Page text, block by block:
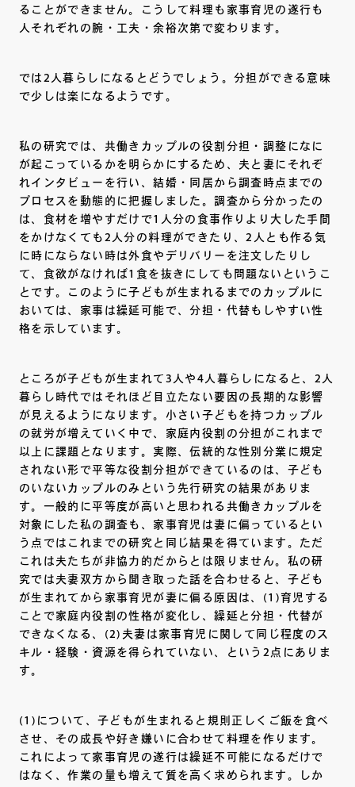
ることができません。こうして料理も家事育児の遂行も
人それぞれの腕・工夫・余裕次第で変わります。
では2人暮らしになるとどうでしょう。分担ができる意味
で少しは楽になるようです。
私の研究では、共働きカップルの役割分担・調整になに
が起こっているかを明らかにするため、夫と妻にそれぞ
れインタビューを行い、結婚・同居から調査時点までの
プロセスを動態的に把握しました。調査から分かったの
は、食材を増やすだけで1人分の食事作りより大した手間
をかけなくても2人分の料理ができたり、2人とも作る気
に時にならない時は外食やデリバリーを注文したりし
て、食欲がなければ1食を抜きにしても問題ないというこ
とです。このように子どもが生まれるまでのカップルに
おいては、家事は繰延可能で、分担・代替もしやすい性
格を示しています。
ところが子どもが生まれて3人や4人暮らしになると、2人
暮らし時代ではそれほど目立たない要因の長期的な影響
が見えるようになります。小さい子どもを持つカップル
の就労が増えていく中で、家庭内役割の分担がこれまで
以上に課題となります。実際、伝統的な性別分業に規定
されない形で平等な役割分担ができているのは、子ども
のいないカップルのみという先行研究の結果がありま
す。一般的に平等度が高いと思われる共働きカップルを
対象にした私の調査も、家事育児は妻に偏っているとい
う点ではこれまでの研究と同じ結果を得ています。ただ
これは夫たちが非協力的だからとは限りません。私の研
究では夫妻双方から聞き取った話を合わせると、子ども
が生まれてから家事育児が妻に偏る原因は、(1)育児する
ことで家庭内役割の性格が変化し、繰延と分担・代替が
できなくなる、(2)夫妻は家事育児に関して同じ程度のス
キル・経験・資源を得られていない、という2点にありま
す。
(1)について、子どもが生まれると規則正しくご飯を食べ
させ、その成長や好き嫌いに合わせて料理を作ります。
これによって家事育児の遂行は繰延不可能になるだけで
はなく、作業の量も増えて質を高く求められます。しか